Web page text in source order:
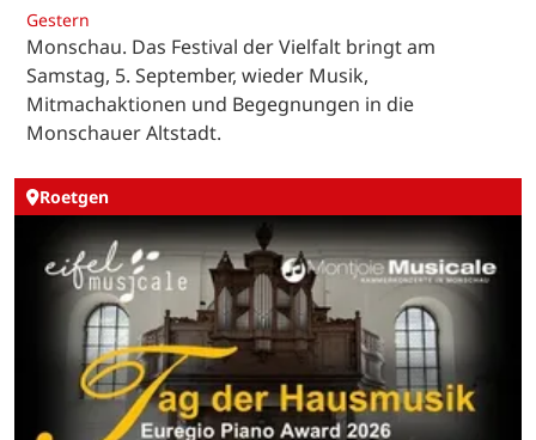
Gestern
Monschau. Das Festival der Vielfalt bringt am
Samstag, 5. September, wieder Musik,
Mitmachaktionen und Begegnungen in die
Monschauer Altstadt.
Roetgen